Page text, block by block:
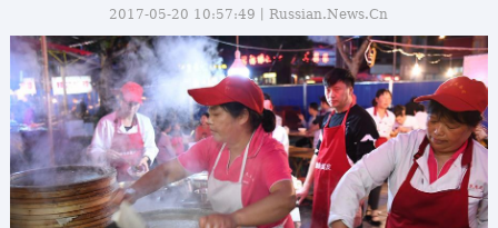
2017-05-20 10:57:49丨Russian.News.Cn